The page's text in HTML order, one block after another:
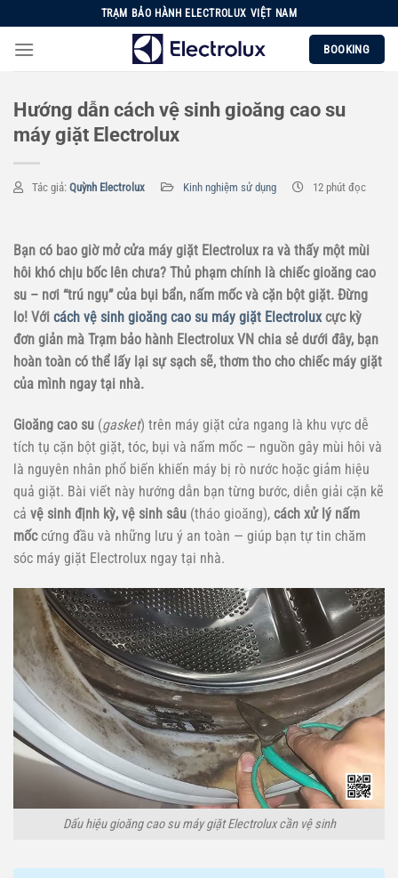
đến
nội
dung
TRẠM BẢO HÀNH ELECTROLUX VIỆT NAM
BOOKING
Hướng dẫn cách vệ sinh gioăng cao su
máy giặt Electrolux
Tác giả: Quỳnh Electrolux Kinh nghiệm sử dụng 12 phút đọc
Bạn có bao giờ mở cửa máy giặt Electrolux ra và thấy một mùi
hôi khó chịu bốc lên chưa? Thủ phạm chính là chiếc gioăng cao
su – nơi “trú ngụ” của bụi bẩn, nấm mốc và cặn bột giặt. Đừng
lo! Với cách vệ sinh gioăng cao su máy giặt Electroluxcực kỳ
đơn giản mà Trạm bảo hành Electrolux VN chia sẻ dưới đây, bạn
hoàn toàn có thể lấy lại sự sạch sẽ, thơm tho cho chiếc máy giặt
của mình ngay tại nhà.
Gioăng cao su (gasket) trên máy giặt cửa ngang là khu vực dễ
tích tụ cặn bột giặt, tóc, bụi và nấm mốc — nguồn gây mùi hôi và
là nguyên nhân phổ biến khiến máy bị rò nước hoặc giảm hiệu
quả giặt. Bài viết này hướng dẫn bạn từng bước, diễn giải cặn kẽ
cả vệ sinh định kỳ, vệ sinh sâu (tháo gioăng), cách xử lý nấm
mốccứng đầu và những lưu ý an toàn — giúp bạn tự tin chăm
sóc máy giặt Electrolux ngay tại nhà.
Dấu hiệu gioăng cao su máy giặt Electrolux cần vệ sinh